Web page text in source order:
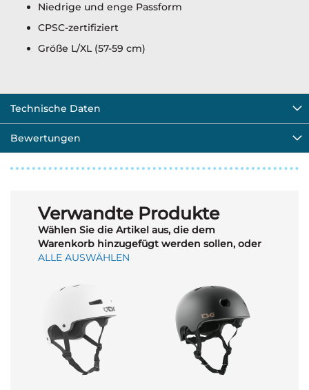
Niedrige und enge Passform
CPSC-zertifiziert
Größe L/XL (57-59 cm)
Technische Daten
Bewertungen
Verwandte Produkte
Wählen Sie die Artikel aus, die dem
Warenkorb hinzugefügt werden sollen, oder
ALLE AUSWÄHLEN